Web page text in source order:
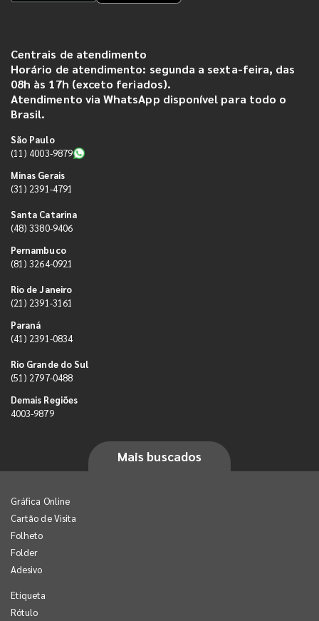
Centrais de atendimento
Horário de atendimento: segunda a sexta-feira, das
08h às 17h (exceto feriados).
Atendimento via WhatsApp disponível para todo o
Brasil.
São Paulo
(11) 4003-9879
Minas Gerais
(31) 2391-4791
Santa Catarina
(48) 3380-9406
Pernambuco
(81) 3264-0921
Rio de Janeiro
(21) 2391-3161
Paraná
(41) 2391-0834
Rio Grande do Sul
(51) 2797-0488
Demais Regiões
4003-9879
Mais buscados
Gráfica Online
Cartão de Visita
Folheto
Folder
Adesivo
Etiqueta
Rótulo